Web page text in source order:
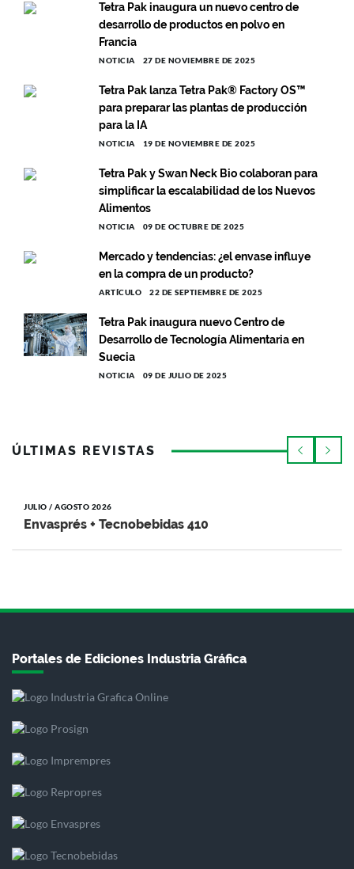
Tetra Pak inaugura un nuevo centro de
desarrollo de productos en polvo en
Francia
NOTICIA 27 DE NOVIEMBRE DE 2025
Tetra Pak lanza Tetra Pak® Factory OS™️
para preparar las plantas de producción
para la IA
NOTICIA 19 DE NOVIEMBRE DE 2025
Tetra Pak y Swan Neck Bio colaboran para
simplificar la escalabilidad de los Nuevos
Alimentos
NOTICIA 09 DE OCTUBRE DE 2025
Mercado y tendencias: ¿el envase influye
en la compra de un producto?
ARTÍCULO 22 DE SEPTIEMBRE DE 2025
Tetra Pak inaugura nuevo Centro de
Desarrollo de Tecnología Alimentaria en
Suecia
NOTICIA 09 DE JULIO DE 2025
ÚLTIMAS REVISTAS
JULIO / AGOSTO 2026
Envasprés + Tecnobebidas 410
Portales de Ediciones Industria Gráfica